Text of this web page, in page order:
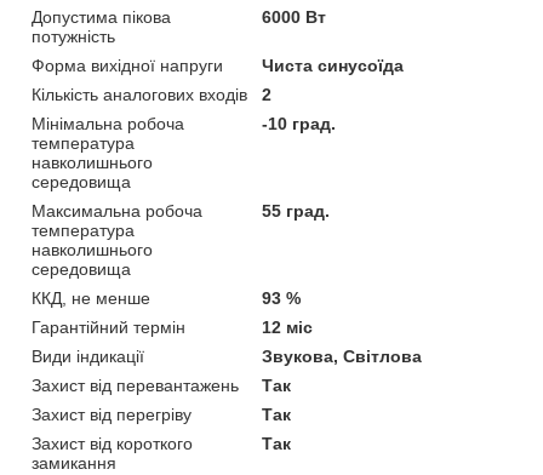
Допустима пікова
потужність
6000 Вт
Форма вихідної напруги
Чиста синусоїда
Кількість аналогових входів
2
Мінімальна робоча
температура
навколишнього
середовища
-10 град.
Максимальна робоча
температура
навколишнього
середовища
55 град.
ККД, не менше
93 %
Гарантійний термін
12 міс
Види індикації
Звукова, Світлова
Захист від перевантажень
Так
Захист від перегріву
Так
Захист від короткого
замикання
Так